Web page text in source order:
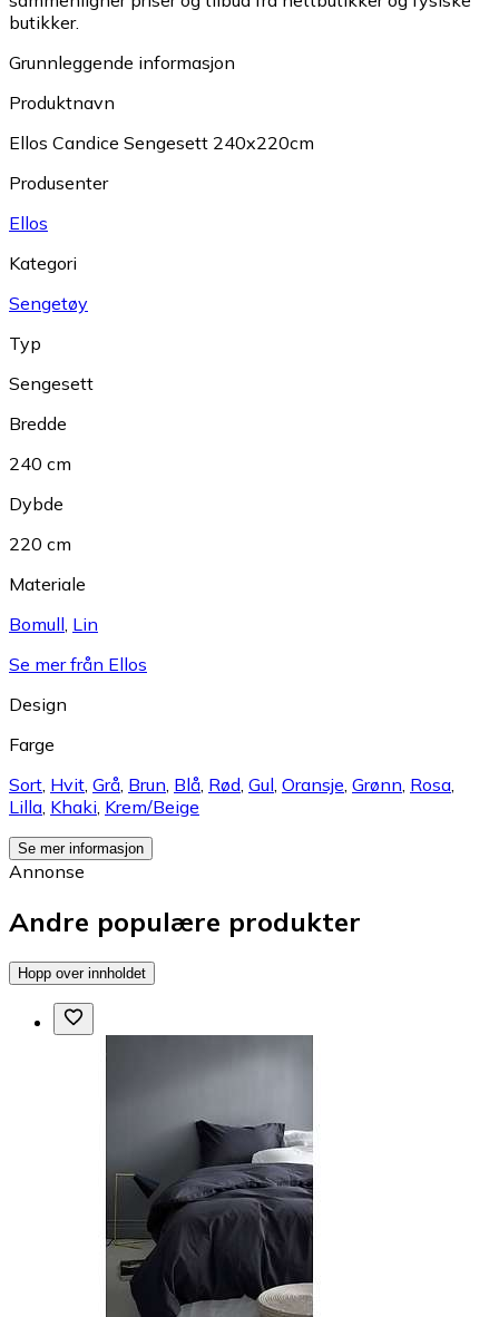
butikker.
Grunnleggende informasjon
Produktnavn
Ellos Candice Sengesett 240x220cm
Produsenter
Ellos
Kategori
Sengetøy
Typ
Sengesett
Bredde
240 cm
Dybde
220 cm
Materiale
Bomull Lin
Se mer från Ellos
Design
Farge
Sort Hvit Grå Brun Blå Rød Gul Oransje Grønn Rosa
Lilla Khaki Krem/Beige
Se mer informasjon
Annonse
Andre populære produkter
Hopp over innholdet